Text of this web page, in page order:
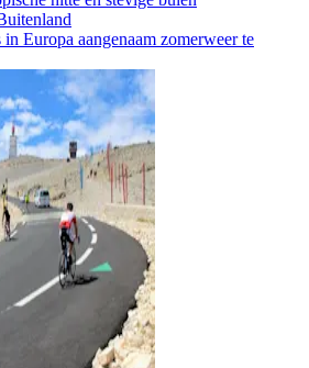
in Europa aangenaam zomerweer te